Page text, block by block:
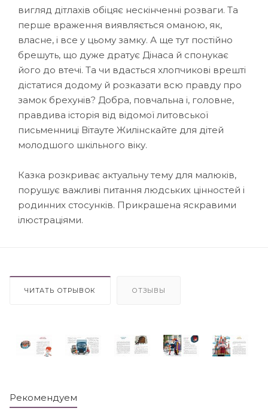
вигляд дітлахів обіцяє нескінченні розваги. Та
перше враження виявляється оманою, як,
власне, і все у цьому замку. А ще тут постійно
брешуть, що дуже дратує Дінаса й спонукає
його до втечі. Та чи вдасться хлопчикові врешті
дістатися додому й розказати всю правду про
замок брехунів? Добра, повчальна і, головне,
правдива історія від відомої литовської
письменниці Вітауте Жилінскайте для дітей
молодшого шкільного віку.
Казка розкриває актуальну тему для малюків,
порушує важливі питання людських цінностей і
родинних стосунків. Прикрашена яскравими
ілюстраціями.
ЧИТАТЬ ОТРЫВОК ОТЗЫВЫ
Рекомендуем